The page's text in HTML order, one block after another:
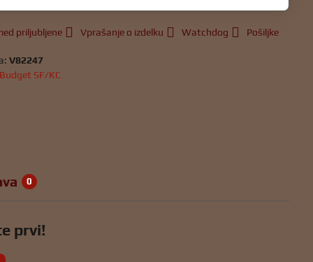
priljubljene Vprašanje o izdelku Watchdog Pošiljke
V82247
Budget SF/KC
0
prvi!